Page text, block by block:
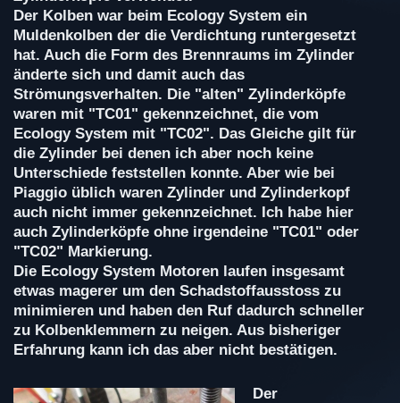
Der Kolben war beim Ecology System ein
Muldenkolben der die Verdichtung runtergesetzt
hat. Auch die Form des Brennraums im Zylinder
änderte sich und damit auch das
Strömungsverhalten. Die "alten" Zylinderköpfe
waren mit "TC01" gekennzeichnet, die vom
Ecology System mit "TC02". Das Gleiche gilt für
die Zylinder bei denen ich aber noch keine
Unterschiede feststellen konnte. Aber wie bei
Piaggio üblich waren Zylinder und Zylinderkopf
auch nicht immer gekennzeichnet. Ich habe hier
auch Zylinderköpfe ohne irgendeine "TC01" oder
"TC02" Markierung.
Die Ecology System Motoren laufen insgesamt
etwas magerer um den Schadstoffausstoss zu
minimieren und haben den Ruf dadurch schneller
zu Kolbenklemmern zu neigen. Aus bisheriger
Erfahrung kann ich das aber nicht bestätigen.
Der